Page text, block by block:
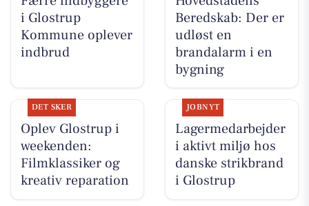
i Glostrup
Kommune oplever
indbrud
Beredskab: Der er
udløst en
brandalarm i en
bygning
DET SKER
Oplev Glostrup i
weekenden:
Filmklassiker og
kreativ reparation
JOBNYT
Lagermedarbejder
i aktivt miljø hos
danske strikbrand
i Glostrup